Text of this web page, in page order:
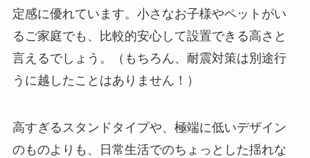
定感に優れています。小さなお子様やペットがい
るご家庭でも、比較的安心して設置できる高さと
言えるでしょう。（もちろん、耐震対策は別途行
うに越したことはありません！）
高すぎるスタンドタイプや、極端に低いデザイン
のものよりも、日常生活でのちょっとした揺れな